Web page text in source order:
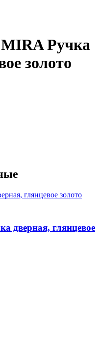
Ручка
золото
дверная, глянцевое